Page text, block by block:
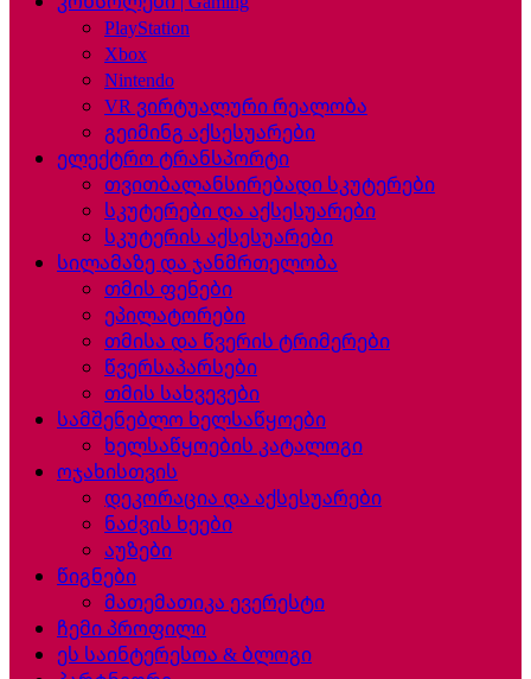
PlayStation
Xbox
Nintendo
VR ვირტუალური რეალობა
გეიმინგ აქსესუარები
ელექტრო ტრანსპორტი
თვითბალანსირებადი სკუტერები
სკუტერები და აქსესუარები
სკუტერის აქსესუარები
სილამაზე და ჯანმრთელობა
თმის ფენები
ეპილატორები
თმისა და წვერის ტრიმერები
წვერსაპარსები
თმის სახვევები
სამშენებლო ხელსაწყოები
ხელსაწყოების კატალოგი
ოჯახისთვის
დეკორაცია და აქსესუარები
ნაძვის ხეები
აუზები
წიგნები
მათემათიკა ევერესტი
ჩემი პროფილი
ეს საინტერესოა & ბლოგი